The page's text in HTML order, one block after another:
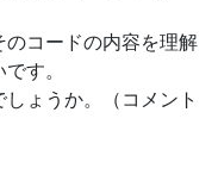
コードの内容を理解
す。
ょうか。（コメント